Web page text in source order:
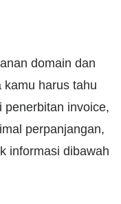
domain dan
kamu harus tahu
penerbitan invoice,
perpanjangan,
informasi dibawah